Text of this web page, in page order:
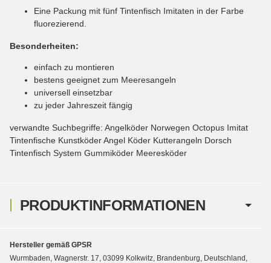
PRODUKTINFORMATIONEN
Eine Packung mit fünf Tintenfisch Imitaten in der Farbe
fluorezierend.
Besonderheiten:
einfach zu montieren
bestens geeignet zum Meeresangeln
universell einsetzbar
zu jeder Jahreszeit fängig
verwandte Suchbegriffe: Angelköder Norwegen Octopus Imitat
Tintenfische Kunstköder Angel Köder Kutterangeln Dorsch
Tintenfisch System Gummiköder Meeresköder
Hersteller gemäß GPSR
Wurmbaden, Wagnerstr. 17, 03099 Kolkwitz, Brandenburg, Deutschland,